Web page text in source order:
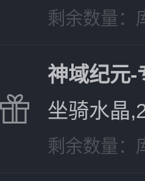
剩余数量：
神域纪元-
坐骑水晶
剩余数量：